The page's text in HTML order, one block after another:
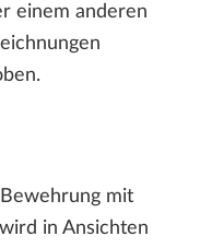
einem anderen
mit
in Ansichten